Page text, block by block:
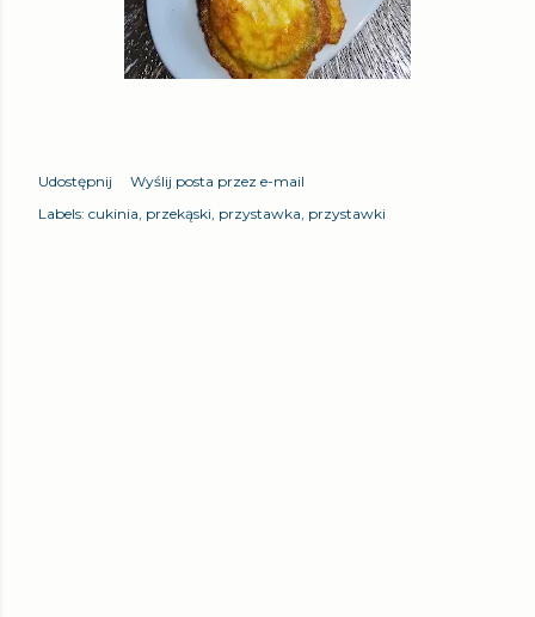
Udostępnij
Wyślij posta przez e-mail
Labels: cukinia przekąski przystawka przystawki